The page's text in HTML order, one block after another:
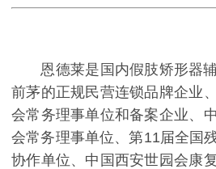
恩德莱是国内假肢矫形器
前茅的正规民营连锁品牌企业
会常务理事单位和备案企业、
会常务理事单位、第11届全国
协作单位、中国西安世园会康